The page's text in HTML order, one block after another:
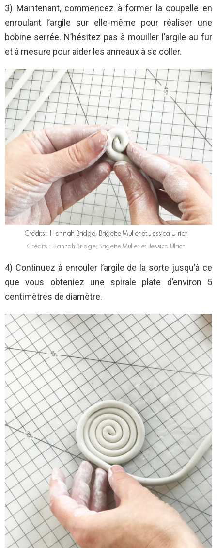
3) Maintenant, commencez à former la coupelle en
enroulant l’argile sur elle-même pour réaliser une
bobine serrée. N’hésitez pas à mouiller l’argile au fur
et à mesure pour aider les anneaux à se coller.
Crédits : Hannah Bridge, Brigette Muller et Jessica Ulrich
Crédits : Hannah Bridge, Brigette Muller et Jessica Ulrich
4) Continuez à enrouler l’argile de la sorte jusqu’à ce
que vous obteniez une spirale plate d’environ 5
centimètres de diamètre.